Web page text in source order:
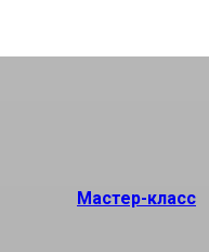
Мастер-класс